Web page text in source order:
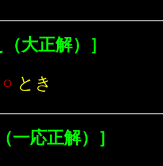
（大正解）］
○ とき
一応正解）］